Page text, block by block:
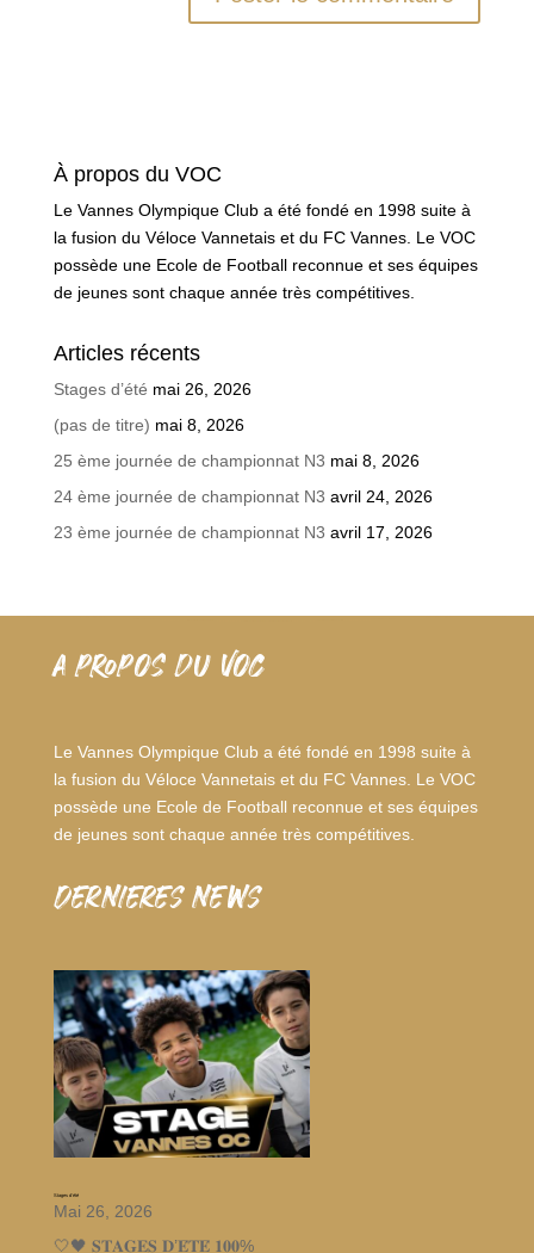
À propos du VOC
Le Vannes Olympique Club a été fondé en 1998 suite à
la fusion du Véloce Vannetais et du FC Vannes. Le VOC
possède une Ecole de Football reconnue et ses équipes
de jeunes sont chaque année très compétitives.
Articles récents
Stages d’été mai 26, 2026
(pas de titre) mai 8, 2026
25 ème journée de championnat N3 mai 8, 2026
24 ème journée de championnat N3 avril 24, 2026
23 ème journée de championnat N3 avril 17, 2026
A PROPOS DU VOC
Le Vannes Olympique Club a été fondé en 1998 suite à
la fusion du Véloce Vannetais et du FC Vannes. Le VOC
possède une Ecole de Football reconnue et ses équipes
de jeunes sont chaque année très compétitives.
dernieres news
Stages d’été
Mai 26, 2026
🤍🖤 𝐒𝐓𝐀𝐆𝐄𝐒 𝐃’𝐄́𝐓𝐄́ 𝟏𝟎𝟎%